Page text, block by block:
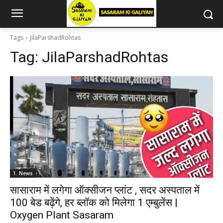
Tags JilaParshadRohtas
Tag: JilaParshadRohtas
1. News
सासाराम में लगेगा ऑक्सीजन प्लांट , सदर अस्पताल में
100 बेड बढ़ेंगे, हर ब्लॉक को मिलेगा 1 एम्बुलेंस |
Oxygen Plant Sasaram